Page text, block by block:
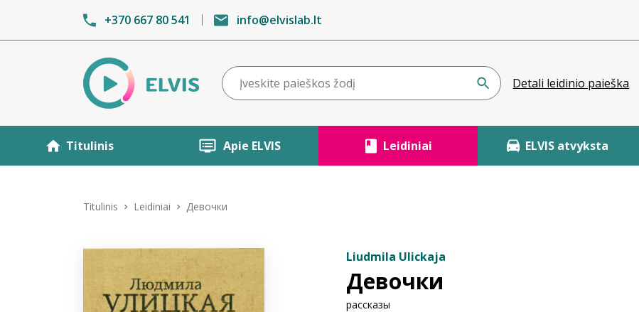
+370 667 80 541 info@elvislab.lt
Detali leidinio paieška
Titulinis Apie ELVIS Leidiniai ELVIS atvyksta
Titulinis Leidiniai Девочки
Liudmila Ulickaja
Девочки
рассказы